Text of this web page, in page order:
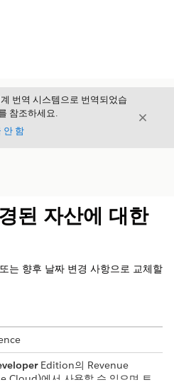
번역 시스템으로 번역되었습
참조하세요.
안 함
닫기
된 자산에 대한
는 향후 날짜 변경 사항으로 교체할
Edition의 Revenue
Cloud)에서 사용할 수 있으며 트